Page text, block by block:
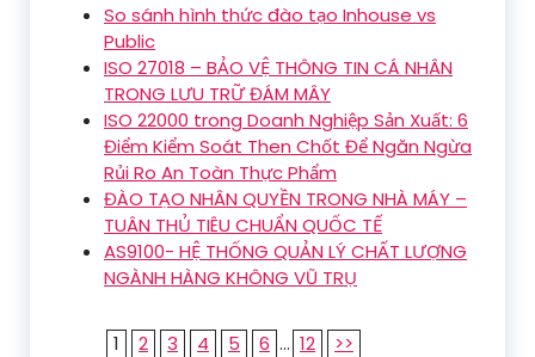
So sánh hình thức đào tạo Inhouse vs
Public
ISO 27018 – BẢO VỆ THÔNG TIN CÁ NHÂN
TRONG LƯU TRỮ ĐÁM MÂY
ISO 22000 trong Doanh Nghiệp Sản Xuất: 6
Điểm Kiểm Soát Then Chốt Để Ngăn Ngừa
Rủi Ro An Toàn Thực Phẩm
ĐÀO TẠO NHÂN QUYỀN TRONG NHÀ MÁY –
TUÂN THỦ TIÊU CHUẨN QUỐC TẾ
AS9100- HỆ THỐNG QUẢN LÝ CHẤT LƯỢNG
NGÀNH HÀNG KHÔNG VŨ TRỤ
1 2 3 4 5 6 ... 12 >>